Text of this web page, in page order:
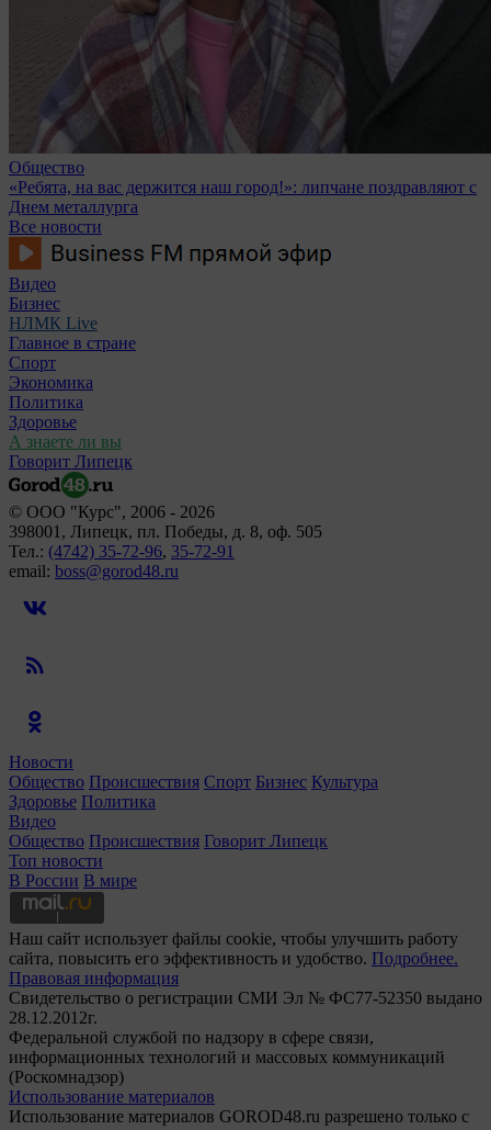
Общество
«Ребята, на вас держится наш город!»: липчане поздравляют с
Днем металлурга
Все новости
Видео
Бизнес
НЛМК Live
Главное в стране
Спорт
Экономика
Политика
Здоровье
А знаете ли вы
Говорит Липецк
© ООО "Курс", 2006 - 2026
398001, Липецк, пл. Победы, д. 8, оф. 505
Тел.: (4742) 35-72-96, 35-72-91
email: boss@gorod48.ru
Новости
Общество Происшествия Спорт Бизнес Культура
Здоровье Политика
Видео
Общество Происшествия Говорит Липецк
Топ новости
В России В мире
Наш сайт использует файлы cookie, чтобы улучшить работу
сайта, повысить его эффективность и удобство. Подробнее.
Правовая информация
Свидетельство о регистрации СМИ Эл № ФС77-52350 выдано
28.12.2012г.
Федеральной службой по надзору в сфере связи,
информационных технологий и массовых коммуникаций
(Роскомнадзор)
Использование материалов
Использование материалов GOROD48.ru разрешено только с